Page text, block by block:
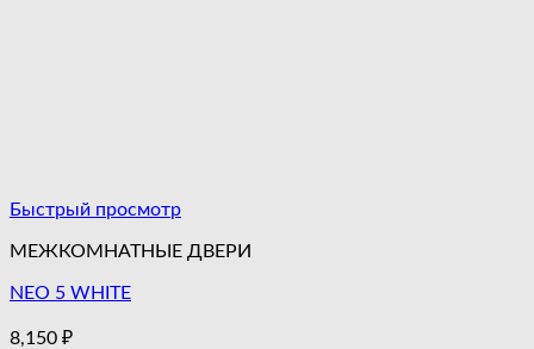
Быстрый просмотр
МЕЖКОМНАТНЫЕ ДВЕРИ
NEO 5 WHITE
8,150 ₽